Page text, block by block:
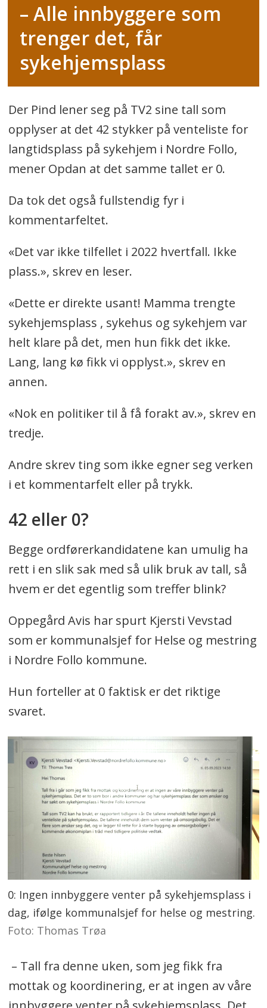
– Alle innbyggere som
trenger det, får
sykehjemsplass
Der Pind lener seg på TV2 sine tall som
opplyser at det 42 stykker på venteliste for
langtidsplass på sykehjem i Nordre Follo,
mener Opdan at det samme tallet er 0.
Da tok det også fullstendig fyr i
kommentarfeltet.
«Det var ikke tilfellet i 2022 hvertfall. Ikke
plass.», skrev en leser.
«Dette er direkte usant! Mamma trengte
sykehjemsplass , sykehus og sykehjem var
helt klare på det, men hun fikk det ikke.
Lang, lang kø fikk vi opplyst.», skrev en
annen.
«Nok en politiker til å få forakt av.», skrev en
tredje.
Andre skrev ting som ikke egner seg verken
i et kommentarfelt eller på trykk.
42 eller 0?
Begge ordførerkandidatene kan umulig ha
rett i en slik sak med så ulik bruk av tall, så
hvem er det egentlig som treffer blink?
Oppegård Avis har spurt Kjersti Vevstad
som er kommunalsjef for Helse og mestring
i Nordre Follo kommune.
Hun forteller at 0 faktisk er det riktige
svaret.
0: Ingen innbyggere venter på sykehjemsplass i
dag, ifølge kommunalsjef for helse og mestring.
Foto: Thomas Trøa
– Tall fra denne uken, som jeg fikk fra
mottak og koordinering, er at ingen av våre